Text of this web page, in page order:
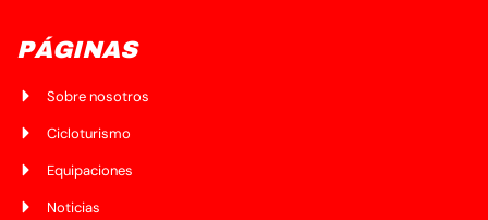
PÁGINAS
Sobre nosotros
Cicloturismo
Equipaciones
Noticias